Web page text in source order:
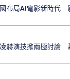
布局AI電影新時代
凌赫演技掀兩極討論